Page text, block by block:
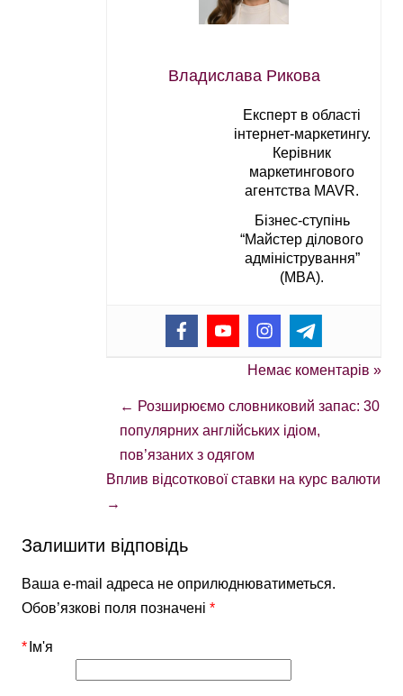
Владислава Рикова
Експерт в області
інтернет-маркетингу.
Керівник
маркетингового
агентства MAVR.
Бізнес-ступінь
“Майстер ділового
адміністрування”
(MBA).
Немає коментарів »
← Розширюємо словниковий запас: 30
популярних англійських ідіом,
пов’язаних з одягом
Вплив відсоткової ставки на курс валюти
→
Залишити відповідь
Ваша e-mail адреса не оприлюднюватиметься.
Обов’язкові поля позначені*
Ім'я
*